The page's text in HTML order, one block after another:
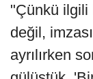
"Çünkü ilgili
değil,
ayrılırken